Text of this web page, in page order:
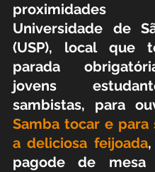
Universidade de
(USP), local que
parada
jovens
sambistas, para
Samba tocar e para
a deliciosa feijoada,
pagode de mesa